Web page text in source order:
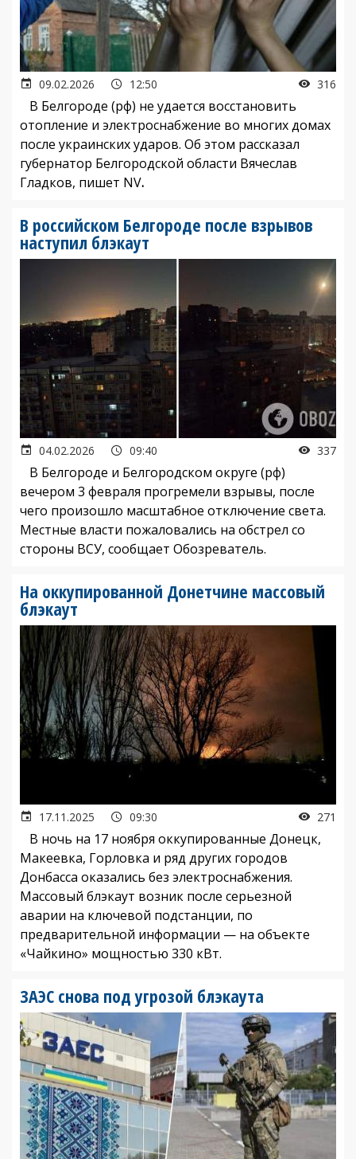
09.02.2026 12:50 316
В Белгороде (рф) не удается восстановить
отопление и электроснабжение во многих домах
после украинских ударов. Об этом рассказал
губернатор Белгородской области Вячеслав
Гладков, пишет NV.
В российском Белгороде после взрывов
наступил блэкаут
04.02.2026 09:40 337
В Белгороде и Белгородском округе (рф)
вечером 3 февраля прогремели взрывы, после
чего произошло масштабное отключение света.
Местные власти пожаловались на обстрел со
стороны ВСУ, сообщает Обозреватель.
На оккупированной Донетчине массовый
блэкаут
17.11.2025 09:30 271
В ночь на 17 ноября оккупированные Донецк,
Макеевка, Горловка и ряд других городов
Донбасса оказались без электроснабжения.
Массовый блэкаут возник после серьезной
аварии на ключевой подстанции, по
предварительной информации — на объекте
«Чайкино» мощностью 330 кВт.
ЗАЭС снова под угрозой блэкаута